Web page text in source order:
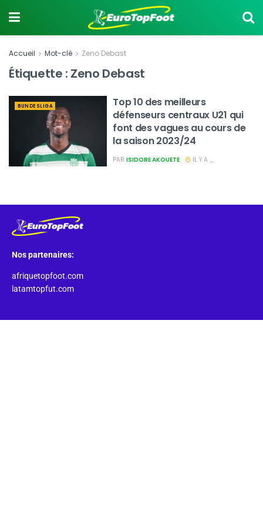
Accueil Mot-clé Zeno Debast
Étiquette : Zeno Debast
BUNDESLIGA
Top 10 des meilleurs
défenseurs centraux U21 qui
font des vagues au cours de
la saison 2023/24
PAR ISIDORE AKOUETE IL Y A _
Nos partenaires:
afriquetopfoot.com
latamtopfut.com